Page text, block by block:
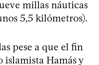
millas náuticas
5,5 kilómetros).
pese a que el fin
islamista Hamás y